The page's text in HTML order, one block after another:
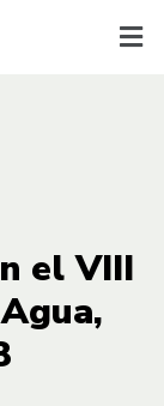
el VIII